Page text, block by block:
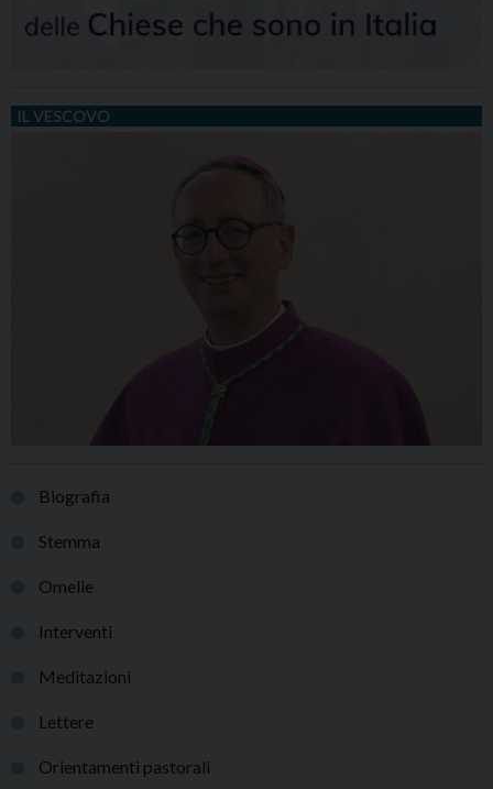
IL VESCOVO
Biografia
Stemma
Omelie
Interventi
Meditazioni
Lettere
Orientamenti pastorali